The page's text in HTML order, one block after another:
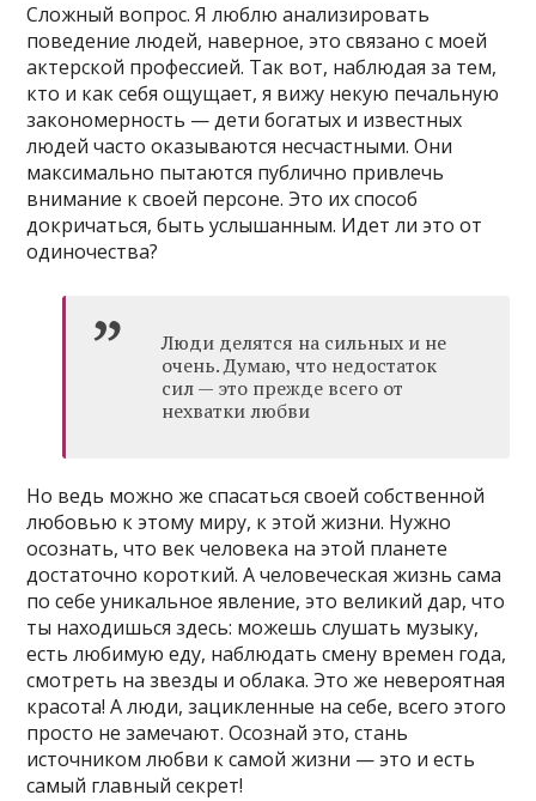
Сложный вопрос. Я люблю анализировать
поведение людей, наверное, это связано с моей
актерской профессией. Так вот, наблюдая за тем,
кто и как себя ощущает, я вижу некую печальную
закономерность — дети богатых и известных
людей часто оказываются несчастными. Они
максимально пытаются публично привлечь
внимание к своей персоне. Это их способ
докричаться, быть услышанным. Идет ли это от
одиночества?
Люди делятся на сильных и не
очень. Думаю, что недостаток
сил — это прежде всего от
нехватки любви
Но ведь можно же спасаться своей собственной
любовью к этому миру, к этой жизни. Нужно
осознать, что век человека на этой планете
достаточно короткий. А человеческая жизнь сама
по себе уникальное явление, это великий дар, что
ты находишься здесь: можешь слушать музыку,
есть любимую еду, наблюдать смену времен года,
смотреть на звезды и облака. Это же невероятная
красота! А люди, зацикленные на себе, всего этого
просто не замечают. Осознай это, стань
источником любви к самой жизни — это и есть
самый главный секрет!